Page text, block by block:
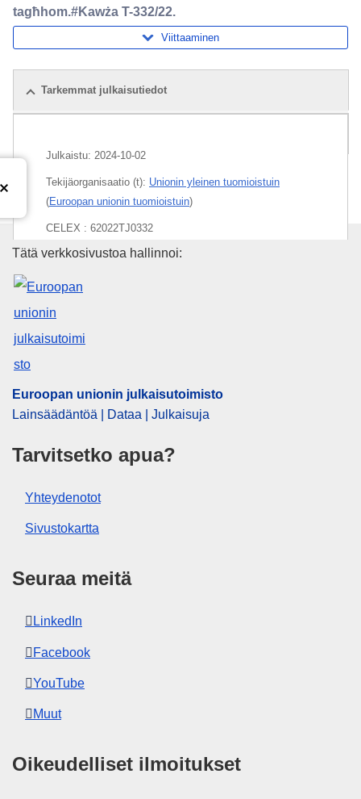
tagħhom.#Kawża T-332/22.
Viittaaminen
Tarkemmat julkaisutiedot
Julkaistu: 2024-10-02
Tekijäorganisaatio (t): Unionin yleinen tuomioistuin
(Euroopan unionin tuomioistuin)
CELEX : 62022TJ0332
ECLI : ECLI:EU:T:2024:660
Euroopan unionin
Tätä verkkosivustoa hallinnoi:
Euroopan unionin julkaisutoimisto
Lainsäädäntöä | Dataa | Julkaisuja
Tarvitsetko apua?
Yhteydenotot
Sivustokartta
Seuraa meitä
LinkedIn
Facebook
YouTube
Muut
Oikeudelliset ilmoitukset